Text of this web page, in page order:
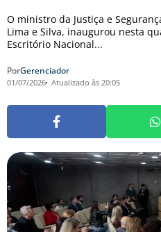
O ministro da Justiça e
Lima e Silva, inaugurou nesta
Escritório Nacional...
PorGerenciador
01/07/2026 Atualizado às 20:05